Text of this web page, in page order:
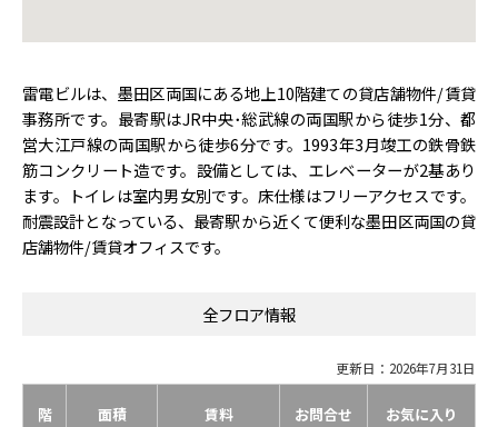
雷電ビルは、墨田区両国にある地上10階建ての貸店舗物件/賃貸
事務所です。最寄駅はJR中央･総武線の両国駅から徒歩1分、都
営大江戸線の両国駅から徒歩6分です。1993年3月竣工の鉄骨鉄
筋コンクリート造です。設備としては、エレベーターが2基あり
ます。トイレは室内男女別です。床仕様はフリーアクセスです。
耐震設計となっている、最寄駅から近くて便利な墨田区両国の貸
店舗物件/賃貸オフィスです。
全フロア情報
更新日：2026年7月31日
階 面積 賃料 お問合せ お気に入り